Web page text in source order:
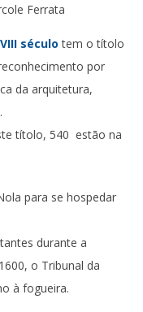
Ferrata
VIII século tem o títolo
por
da arquitetura,
títolo, 540 estão na
para se hospedar
durante a
o Tribunal da
à fogueira.